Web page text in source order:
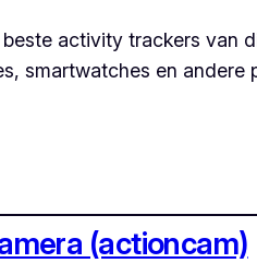
activity trackers van
smartwatches en andere
(actioncam)